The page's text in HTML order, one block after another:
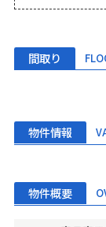
間取り
物件情報
物件概要